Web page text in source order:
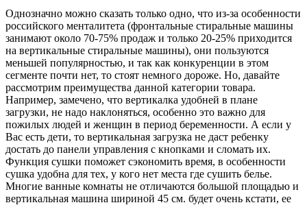
Однозначно можно сказать только одно, что из-за особенности
российского менталитета (фронтальные стиральные машины
занимают около 70-75% продаж и только 20-25% приходится
на вертикальные стиральные машины), они пользуются
меньшей популярностью, и так как конкуренции в этом
сегменте почти нет, то стоят немного дороже. Но, давайте
рассмотрим преимущества данной категории товара.
Например, замечено, что вертикалка удобней в плане
загрузки, не надо наклоняться, особенно это важно для
пожилых людей и женщин в период беременности. А если у
Вас есть дети, то вертикальная загрузка не даст ребенку
достать до панели управления с кнопками и сломать их.
Функция сушки поможет сэкономить время, в особенности
сушка удобна для тех, у кого нет места где сушить белье.
Многие ванные комнаты не отличаются большой площадью и
вертикальная машина шириной 45 см. будет очень кстати, ее